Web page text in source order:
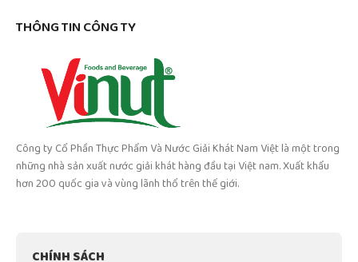
THÔNG TIN CÔNG TY
Công ty Cổ Phần Thực Phẩm Và Nước Giải Khát Nam Việt là một trong
những nhà sản xuất nước giải khát hàng đầu tại Việt nam. Xuất khẩu
hơn 200 quốc gia và vùng lãnh thổ trên thế giới.
CHÍNH SÁCH